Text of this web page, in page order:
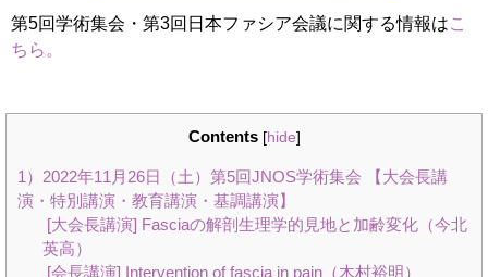
第5回学術集会・第3回日本ファシア会議に関する情報はこ
ちら。
Contents [hide]
1）2022年11月26日（土）第5回JNOS学術集会 【大会長講
演・特別講演・教育講演・基調講演】
[大会長講演] Fasciaの解剖生理学的見地と加齢変化（今北
英高）
[会長講演] Intervention of fascia in pain（木村裕明）